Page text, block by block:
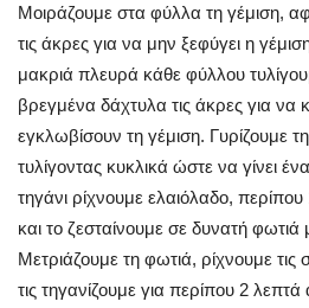
Μοιράζουμε στα φύλλα τη γέμιση,
τις άκρες για να μην ξεφύγει η
μακριά πλευρά κάθε φύλλου
βρεγμένα δάχτυλα τις άκρες για να
εγκλωβίσουν τη γέμιση. Γυρίζουμε
τυλίγοντας κυκλικά ώστε να γίνει
τηγάνι ρίχνουμε ελαιόλαδο,
και το ζεσταίνουμε σε δυνατή φωτιά
Μετριάζουμε τη φωτιά, ρίχνουμε τις
τις τηγανίζουμε για περίπου 2